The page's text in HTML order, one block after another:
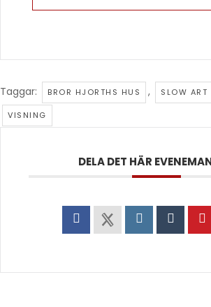
Taggar: BROR HJORTHS HUS , SLOW ART
VISNING
DELA DET HÄR